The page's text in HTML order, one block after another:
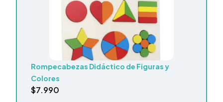
Rompecabezas Didáctico de Figuras y
Colores
$7.990